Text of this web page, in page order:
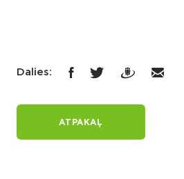
Dalies:
ATPAKAĻ